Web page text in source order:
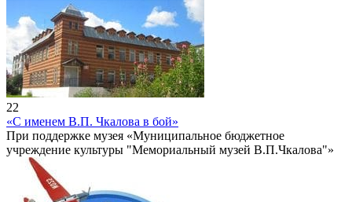
22
«С именем В.П. Чкалова в бой»
При поддержке музея «Муниципальное бюджетное
учреждение культуры "Мемориальный музей В.П.Чкалова"»